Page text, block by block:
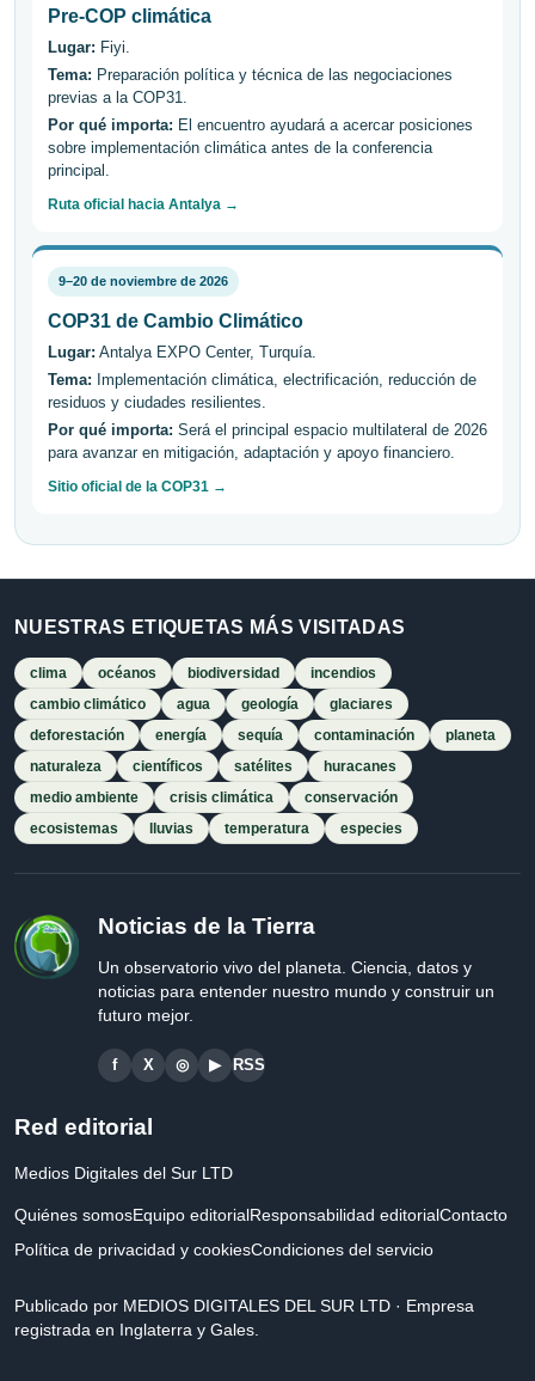
Pre-COP climática
Lugar: Fiyi.
Tema: Preparación política y técnica de las negociaciones
previas a la COP31.
Por qué importa: El encuentro ayudará a acercar posiciones
sobre implementación climática antes de la conferencia
principal.
Ruta oficial hacia Antalya →
9–20 de noviembre de 2026
COP31 de Cambio Climático
Lugar: Antalya EXPO Center, Turquía.
Tema: Implementación climática, electrificación, reducción de
residuos y ciudades resilientes.
Por qué importa: Será el principal espacio multilateral de 2026
para avanzar en mitigación, adaptación y apoyo financiero.
Sitio oficial de la COP31 →
NUESTRAS ETIQUETAS MÁS VISITADAS
clima océanos biodiversidad
incendios
cambio climático
agua geología
glaciares
deforestación
energía sequía contaminación
planeta
naturaleza
científicos satélites
huracanes
medio ambiente
crisis climática
conservación
ecosistemas
lluvias temperatura especies
Noticias de la Tierra
Un observatorio vivo del planeta. Ciencia, datos y
noticias para entender nuestro mundo y construir un
futuro mejor.
f X ◎ ▶ RSS
Red editorial
Medios Digitales del Sur LTD
Quiénes somosEquipo editorialResponsabilidad editorialContacto
Política de privacidad y cookiesCondiciones del servicio
Publicado por MEDIOS DIGITALES DEL SUR LTD · Empresa
registrada en Inglaterra y Gales.